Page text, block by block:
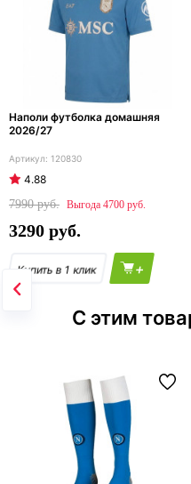
Наполи футболка домашняя
2026/27
120830
4.88
7990
4700
3290
+
С этим